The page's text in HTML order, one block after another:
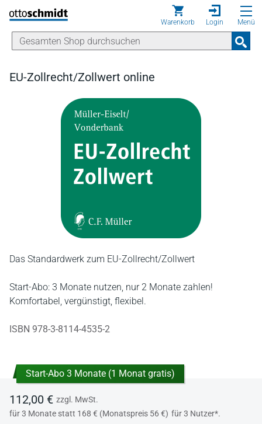
Direkt zum Inhalt
Warenkorb Login Menü
EU-Zollrecht/Zollwert online
Das Standardwerk zum EU-Zollrecht/Zollwert
Start-Abo: 3 Monate nutzen, nur 2 Monate zahlen!
Komfortabel, vergünstigt, flexibel.
ISBN 978-3-8114-4535-2
Start-Abo 3 Monate (1 Monat gratis)
112,00 € zzgl. MwSt.
für 3 Monate statt 168 € (Monatspreis 56 €) für 3 Nutzer*.